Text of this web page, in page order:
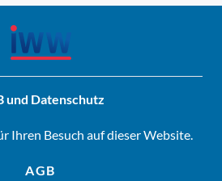
und Datenschutz
Ihren Besuch auf dieser Website.
AGB